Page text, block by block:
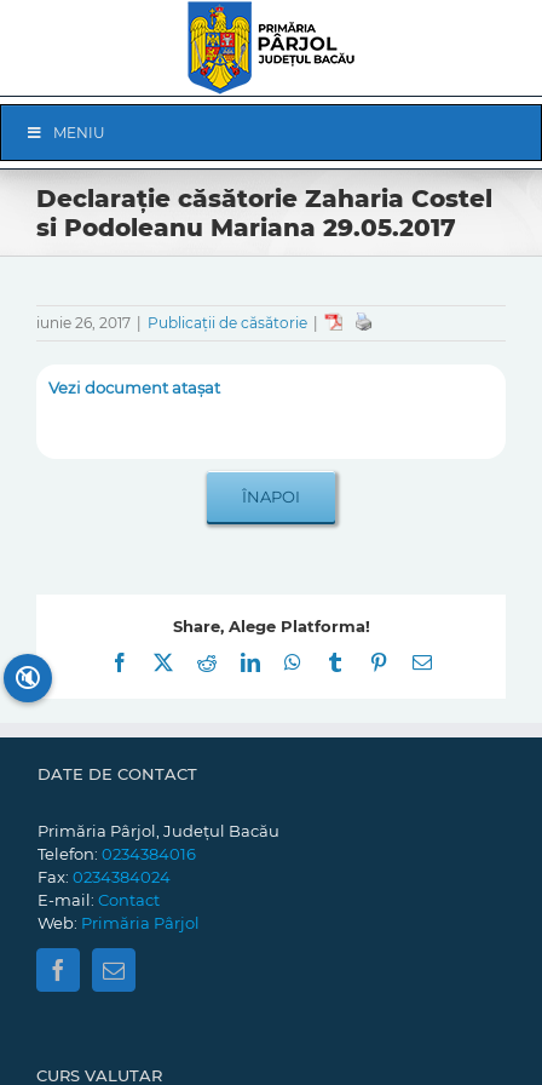
Navigation
MENIU
Declarație căsătorie Zaharia Costel
si Podoleanu Mariana 29.05.2017
iunie 26, 2017 Publicații de căsătorie
Vezi document atașat
Share, Alege Platforma!
Facebook
RedditLinkedInWhatsApp
Tumblr Pinterest
E-
DATE DE CONTACT
Primăria Pârjol, Județul Bacău
Telefon: 0234384016
Fax: 0234384024
E-mail: Contact
Web: Primăria Pârjol
CURS VALUTAR
🔇